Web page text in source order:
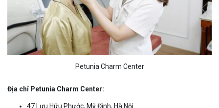
Petunia Charm Center
Địa chỉ Petunia Charm Center:
47 Lưu Hữu Phước, Mỹ Đình, Hà Nội